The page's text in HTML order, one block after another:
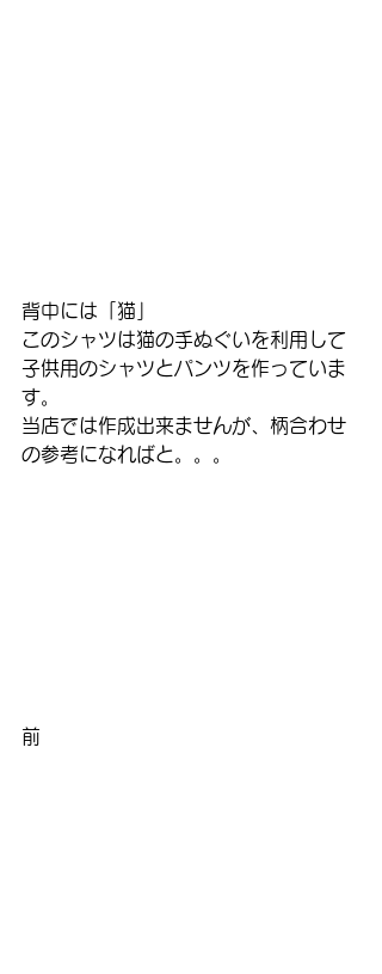
背中には「猫」
このシャツは猫の手ぬぐいを利用して
子供用のシャツとパンツを作っていま
す。
当店では作成出来ませんが、柄合わせ
の参考になればと。。。
前